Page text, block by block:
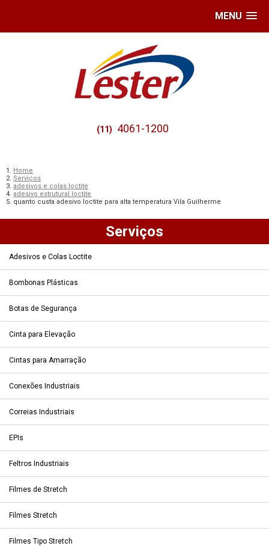
MENU
(11) 4061-1200
Home
Serviços
adesivos e colas loctite
adesivo estrutural loctite
quanto custa adesivo loctite para alta temperatura Vila Guilherme
Serviços
Adesivos e Colas Loctite
Bombonas Plásticas
Botas de Segurança
Cinta para Elevação
Cintas para Amarração
Conexões Industriais
Correias Industriais
EPIs
Feltros Industriais
Filmes de Stretch
Filmes Stretch
Filmes Tipo Stretch